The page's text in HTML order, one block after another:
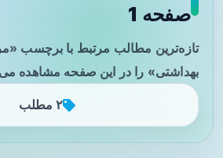
صفحه 1
تازه‌ترین مطالب مرتبط با برچسب
بهداشتی» را در این صفحه مشاهده
۲ مطلب